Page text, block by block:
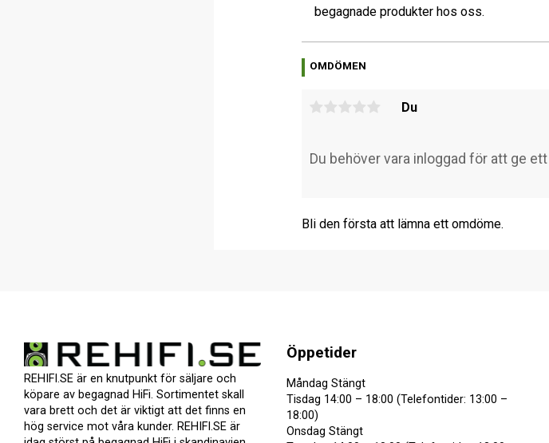
begagnade produkter hos oss.
OMDÖMEN
Du
Bli den första att lämna ett omdöme.
REHIFI.SE är en knutpunkt för säljare och
köpare av begagnad HiFi. Sortimentet skall
vara brett och det är viktigt att det finns en
hög service mot våra kunder. REHIFI.SE är
Öppetider
Måndag Stängt
Tisdag 14:00 – 18:00 (Telefontider: 13:00 –
18:00)
Onsdag Stängt